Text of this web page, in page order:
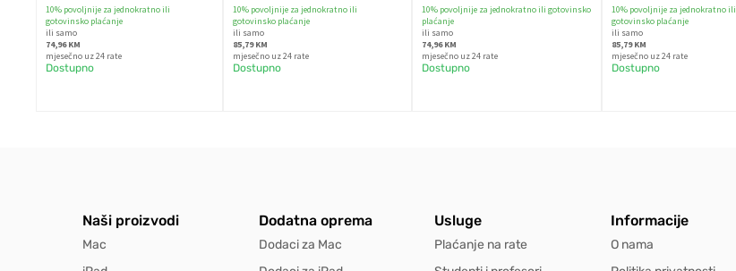
10% povoljnije za jednokratno ili
gotovinsko plaćanje
ili samo
74,96 KM
mjesečno uz 24 rate
Dostupno
10% povoljnije za jednokratno ili
gotovinsko plaćanje
ili samo
85,79 KM
mjesečno uz 24 rate
Dostupno
10% povoljnije za jednokratno ili gotovinsko
plaćanje
ili samo
74,96 KM
mjesečno uz 24 rate
Dostupno
10% povoljnije za jednokratno ili
gotovinsko plaćanje
ili samo
85,79 KM
mjesečno uz 24 rate
Dostupno
Naši proizvodi
Mac
Dodatna oprema
Dodaci za Mac
Usluge
Plaćanje na rate
Informacije
O nama